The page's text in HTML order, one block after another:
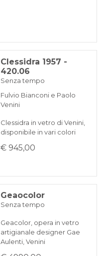
Clessidra 1957 -
420.06
Senza tempo
Fulvio Bianconi e Paolo
Venini
Clessidra in vetro di Venini,
disponibile in vari colori
€ 945,00
Geaocolor
Senza tempo
Geacolor, opera in vetro
artigianale designer Gae
Aulenti, Venini